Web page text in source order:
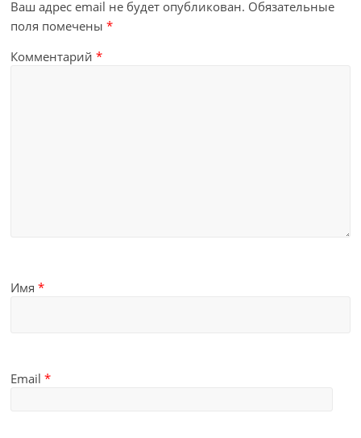
Ваш адрес email не будет опубликован. Обязательные
поля помечены*
Комментарий*
Имя*
Email*